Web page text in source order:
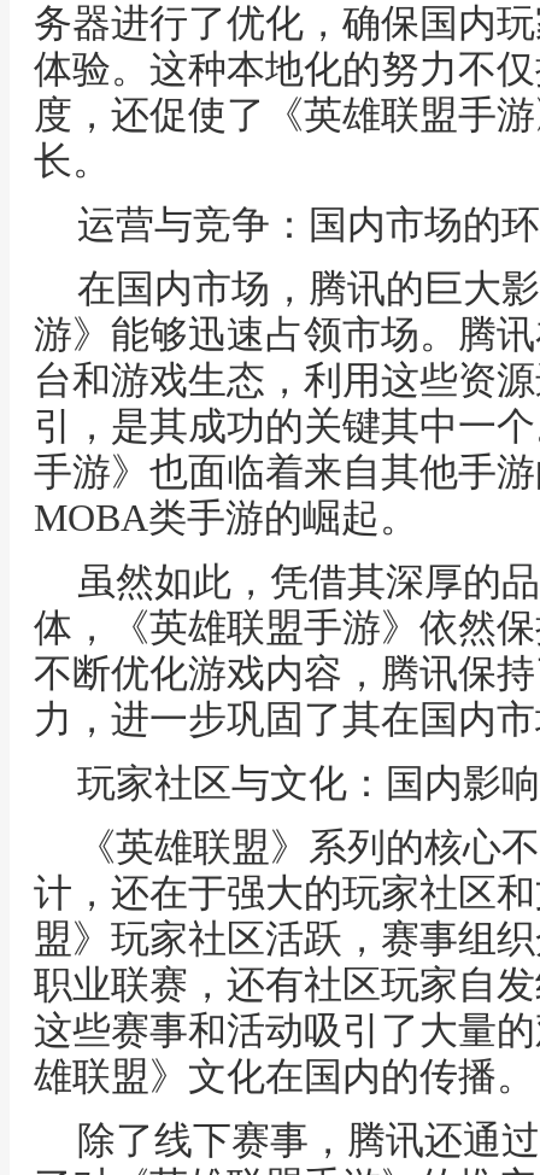
务器进行了优化，确保国内
体验。这种本地化的努力不
度，还促使了《英雄联盟手
长。
运营与竞争：国内市场的
在国内市场，腾讯的巨大
游》能够迅速占领市场。腾
台和游戏生态，利用这些资
引，是其成功的关键其中一
手游》也面临着来自其他手
MOBA类手游的崛起。
虽然如此，凭借其深厚的
体，《英雄联盟手游》依然
不断优化游戏内容，腾讯保
力，进一步巩固了其在国内
玩家社区与文化：国内影
《英雄联盟》系列的核心
计，还在于强大的玩家社区
盟》玩家社区活跃，赛事组
职业联赛，还有社区玩家自
这些赛事和活动吸引了大量
雄联盟》文化在国内的传播。
除了线下赛事，腾讯还通